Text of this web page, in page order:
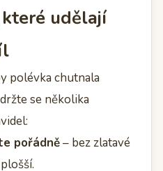
udělají
polévka chutnala
se několika
pořádně– bez zlatavé